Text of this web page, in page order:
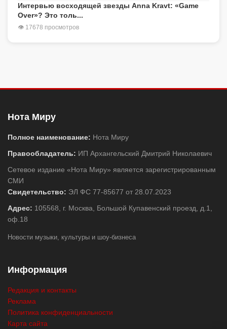
Интервью восходящей звезды Anna Kravt: «Game
Over»? Это толь...
👁 17678 просмотров
Нота Миру
Полное наименование: Нота Миру
Правообладатель: ИП Архангельский Дмитрий Николаевич
Сетевое издание «Нота Миру» является зарегистрированным
СМИ
Свидетельство: ЭЛ ФС 77-85677 от 28.07.2023
Адрес: 105568, г. Москва, Большой Купавенский проезд, д.1,
оф.18
Новости музыки, культуры и шоу-бизнеса
Информация
Редакция и контакты
Реклама
Политика конфиденциальности
Карта сайта